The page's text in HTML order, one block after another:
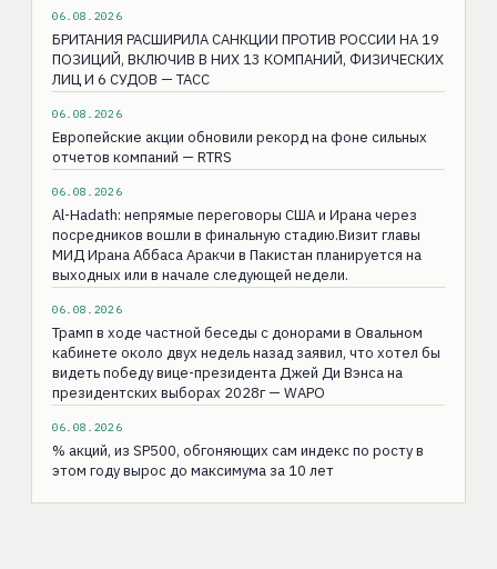
06.08.2026
БРИТАНИЯ РАСШИРИЛА САНКЦИИ ПРОТИВ РОССИИ НА 19
ПОЗИЦИЙ, ВКЛЮЧИВ В НИХ 13 КОМПАНИЙ, ФИЗИЧЕСКИХ
ЛИЦ И 6 СУДОВ — ТАСС
06.08.2026
Европейские акции обновили рекорд на фоне сильных
отчетов компаний — RTRS
06.08.2026
Al-Hadath: непрямые переговоры США и Ирана через
посредников вошли в финальную стадию.Визит главы
МИД Ирана Аббаса Аракчи в Пакистан планируется на
выходных или в начале следующей недели.
06.08.2026
Трамп в ходе частной беседы с донорами в Овальном
кабинете около двух недель назад заявил, что хотел бы
видеть победу вице-президента Джей Ди Вэнса на
президентских выборах 2028г — WAPO
06.08.2026
% акций, из SP500, обгоняющих сам индекс по росту в
этом году вырос до максимума за 10 лет